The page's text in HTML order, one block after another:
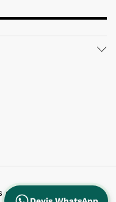
droits réservés.